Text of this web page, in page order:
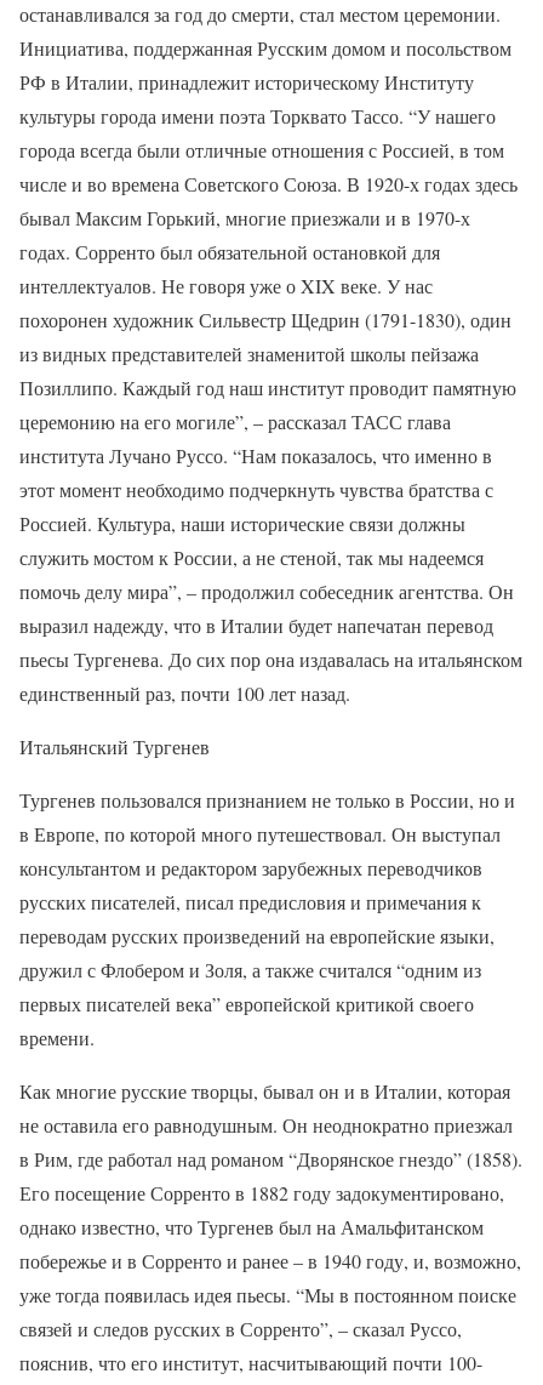
останавливался за год до смерти, стал местом церемонии.
Инициатива, поддержанная Русским домом и посольством
РФ в Италии, принадлежит историческому Институту
культуры города имени поэта Торквато Тассо. “У нашего
города всегда были отличные отношения с Россией, в том
числе и во времена Советского Союза. В 1920-х годах здесь
бывал Максим Горький, многие приезжали и в 1970-х
годах. Сорренто был обязательной остановкой для
интеллектуалов. Не говоря уже о XIX веке. У нас
похоронен художник Сильвестр Щедрин (1791-1830), один
из видных представителей знаменитой школы пейзажа
Позиллипо. Каждый год наш институт проводит памятную
церемонию на его могиле”, – рассказал ТАСС глава
института Лучано Руссо. “Нам показалось, что именно в
этот момент необходимо подчеркнуть чувства братства с
Россией. Культура, наши исторические связи должны
служить мостом к России, а не стеной, так мы надеемся
помочь делу мира”, – продолжил собеседник агентства. Он
выразил надежду, что в Италии будет напечатан перевод
пьесы Тургенева. До сих пор она издавалась на итальянском
единственный раз, почти 100 лет назад.
Итальянский Тургенев
Тургенев пользовался признанием не только в России, но и
в Европе, по которой много путешествовал. Он выступал
консультантом и редактором зарубежных переводчиков
русских писателей, писал предисловия и примечания к
переводам русских произведений на европейские языки,
дружил с Флобером и Золя, а также считался “одним из
первых писателей века” европейской критикой своего
времени.
Как многие русские творцы, бывал он и в Италии, которая
не оставила его равнодушным. Он неоднократно приезжал
в Рим, где работал над романом “Дворянское гнездо” (1858).
Его посещение Сорренто в 1882 году задокументировано,
однако известно, что Тургенев был на Амальфитанском
побережье и в Сорренто и ранее – в 1940 году, и, возможно,
уже тогда появилась идея пьесы. “Мы в постоянном поиске
связей и следов русских в Сорренто”, – сказал Руссо,
пояснив, что его институт, насчитывающий почти 100-